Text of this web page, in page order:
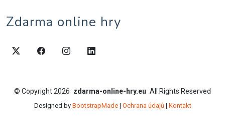
Zdarma online hry
© Copyright2026 zdarma-online-hry.eu All Rights Reserved
Designed by BootstrapMade| Ochrana údajů| Kontakt